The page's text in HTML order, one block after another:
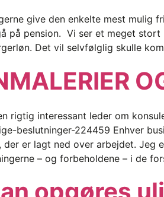
give den enkelte mest mulig
på pension. Vi ser et meget
Det vil selvfølglig skulle
rigtig interessant leder om
beslutninger-224459 Enhver
er lagt ned over arbejdet. Jeg
– og forbeholdene – i de